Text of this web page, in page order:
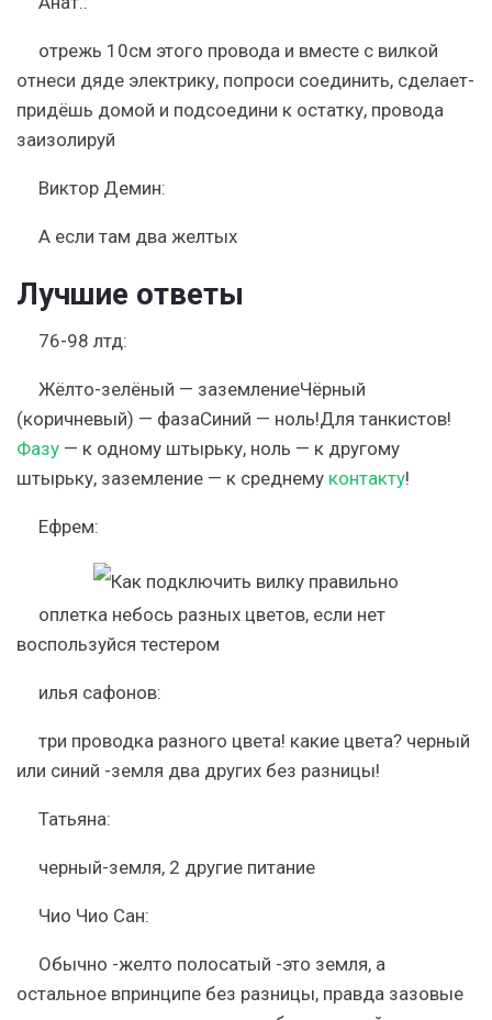
отрежь 10см этого провода и вместе с вилкой
отнеси дяде электрику, попроси соединить, сделает-
придёшь домой и подсоедини к остатку, провода
заизолируй
Виктор Демин:
А если там два желтых
Лучшие ответы
76-98 лтд:
Жёлто-зелёный — заземлениеЧёрный
(коричневый) — фазаСиний — ноль!Для танкистов!
Фазу — к одному штырьку, ноль — к другому
штырьку, заземление — к среднему контакту!
Ефрем:
оплетка небось разных цветов, если нет
воспользуйся тестером
илья сафонов:
три проводка разного цвета! какие цвета? черный
или синий -земля два других без разницы!
Татьяна:
черный-земля, 2 другие питание
Чио Чио Сан:
Обычно -желто полосатый -это земля, а
остальное впринципе без разницы, правда зазовые